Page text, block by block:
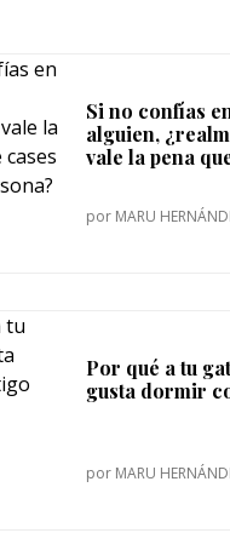
Si no confías
alguien,
vale la pena
por MARU
Por qué a tu
gusta dormir
por MARU